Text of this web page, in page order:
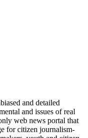
and detailed
and issues of real
web news portal that
for citizen journalism-